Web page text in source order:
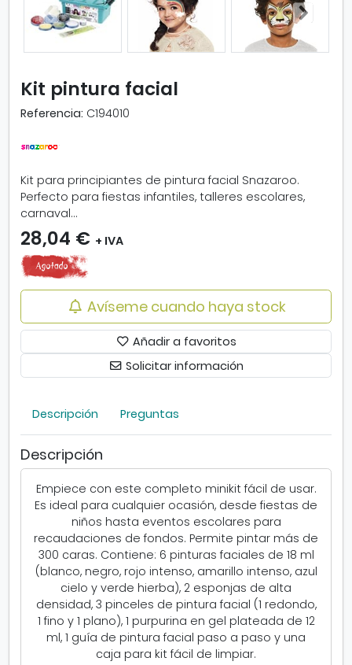
u
a
a
c
Kit pintura facial
Referencia: C194010
Kit para principiantes de pintura facial Snazaroo.
Perfecto para fiestas infantiles, talleres escolares,
carnaval...
28,04 € + IVA
Avíseme cuando haya stock
Añadir a favoritos
Solicitar información
Descripción Preguntas
Descripción
Empiece con este completo minikit fácil de usar.
Es ideal para cualquier ocasión, desde fiestas de
niños hasta eventos escolares para
recaudaciones de fondos. Permite pintar más de
300 caras. Contiene: 6 pinturas faciales de 18 ml
(blanco, negro, rojo intenso, amarillo intenso, azul
cielo y verde hierba), 2 esponjas de alta
densidad, 3 pinceles de pintura facial (1 redondo,
1 fino y 1 plano), 1 purpurina en gel plateada de 12
ml, 1 guía de pintura facial paso a paso y una
caja para kit fácil de limpiar.